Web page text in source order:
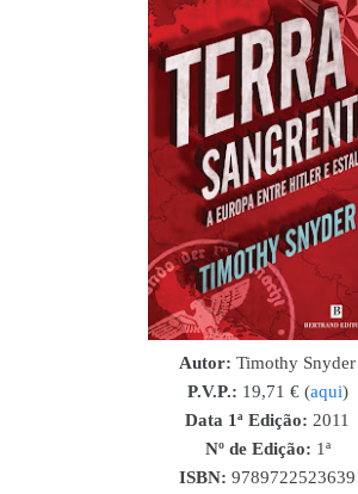
Autor: Timothy Snyder
P.V.P.: 19,71 € (aqui)
Data 1ª Edição: 2011
Nº de Edição: 1ª
ISBN: 9789722523639